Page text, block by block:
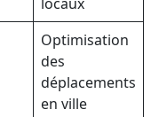
Optimisation
des
déplacements
en ville